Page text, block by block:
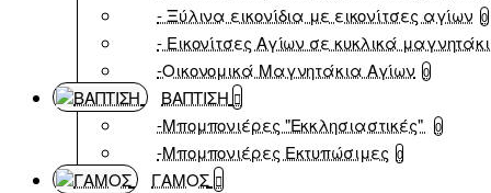
- Ξύλινα εικονίδια με εικονίτσες αγίων 0
- Εικονίτσες Αγίων σε κυκλικά
-Οικονομικά Μαγνητάκια Αγίων 0
ΒΑΠΤΙΣΗ
-Μπομπονιέρες "Εκκλησιαστικές"
0
-Μπομπονιέρες Εκτυπώσιμες 0
ΓΑΜΟΣ